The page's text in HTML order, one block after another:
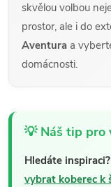
skvělou volbou
prostor, ale i do
Aventura a
domácnosti.
💡 Náš tip pro
Hledáte inspiraci?
vybrat koberec k